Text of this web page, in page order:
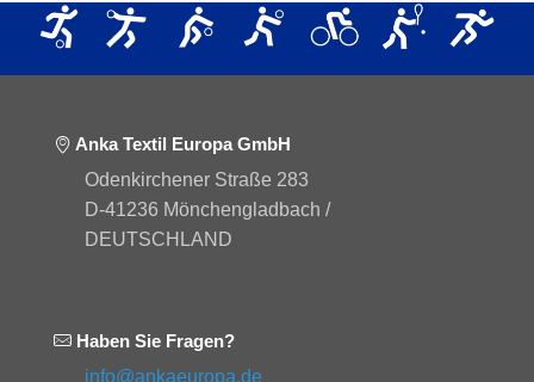
Anka Textil Europa GmbH
Odenkirchener Straße 283
D-41236 Mönchengladbach /
DEUTSCHLAND
Haben Sie Fragen?
info@ankaeuropa.de